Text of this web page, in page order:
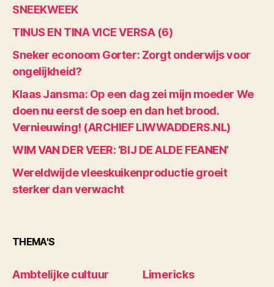
SNEEKWEEK
TINUS EN TINA VICE VERSA (6)
Sneker econoom Gorter: Zorgt onderwijs voor
ongelijkheid?
Klaas Jansma: Op een dag zei mijn moeder We
doen nu eerst de soep en dan het brood.
Vernieuwing! (ARCHIEF LIWWADDERS.NL)
WIM VAN DER VEER: ‘BIJ DE ALDE FEANEN’
Wereldwijde vleeskuikenproductie groeit
sterker dan verwacht
THEMA'S
Ambtelijke cultuur
Limericks